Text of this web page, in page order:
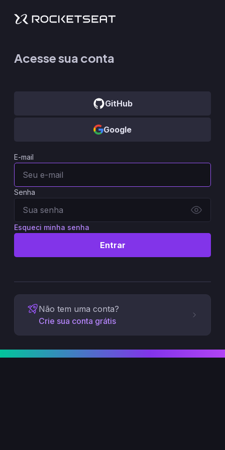
Acesse sua conta
GitHub
Google
E-mail
Senha
Esqueci minha senha
Entrar
Não tem uma conta?
Crie sua conta grátis